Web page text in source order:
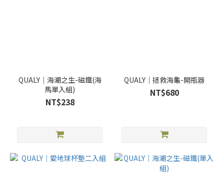
QUALY｜海潮之生-磁鐵(海
馬單入組)
NT$238
QUALY｜拯救海龜-開瓶器
NT$680